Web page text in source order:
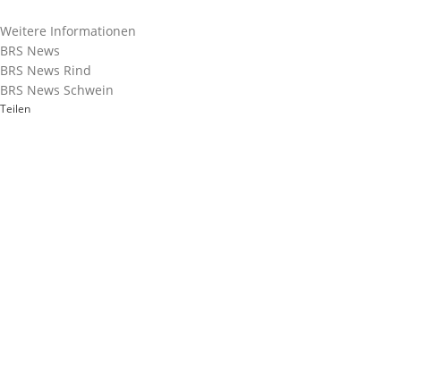
Weitere Informationen
BRS News
BRS News Rind
BRS News Schwein
Teilen